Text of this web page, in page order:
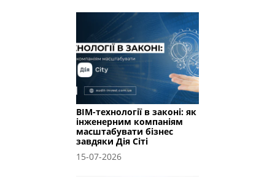
BIM-технології в законі: як
інженерним компаніям
масштабувати бізнес
завдяки Дія Сіті
15-07-2026